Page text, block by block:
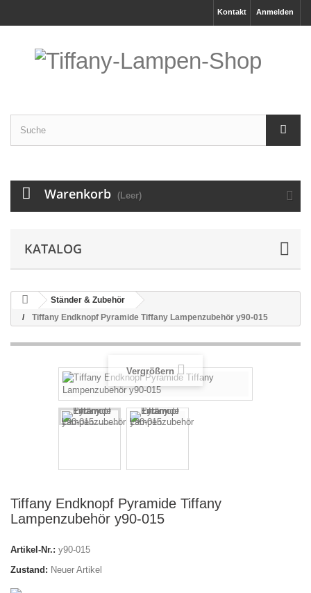
Anmelden
Kontakt
Warenkorb (Leer)
KATALOG
Ständer & Zubehör
Tiffany Endknopf Pyramide Tiffany Lampenzubehör y90-015
Vergrößern
Tiffany Endknopf Pyramide Tiffany
Lampenzubehör y90-015
Artikel-Nr.: y90-015
Zustand: Neuer Artikel